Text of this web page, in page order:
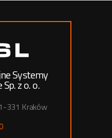
Systemy
z o. o.
331 Kraków